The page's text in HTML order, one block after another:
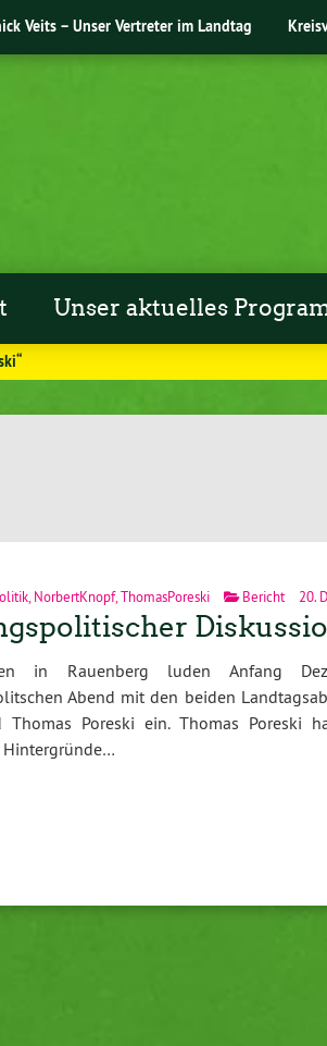
Veits – Unser Vertreter im Landtag
Unser aktuelles
, NorbertKnopf, ThomasPoreski Bericht 20.
in Rauenberg luden Anfang
Abend mit den beiden
Thomas Poreski ein. Thomas Poreski
Hintergründe…